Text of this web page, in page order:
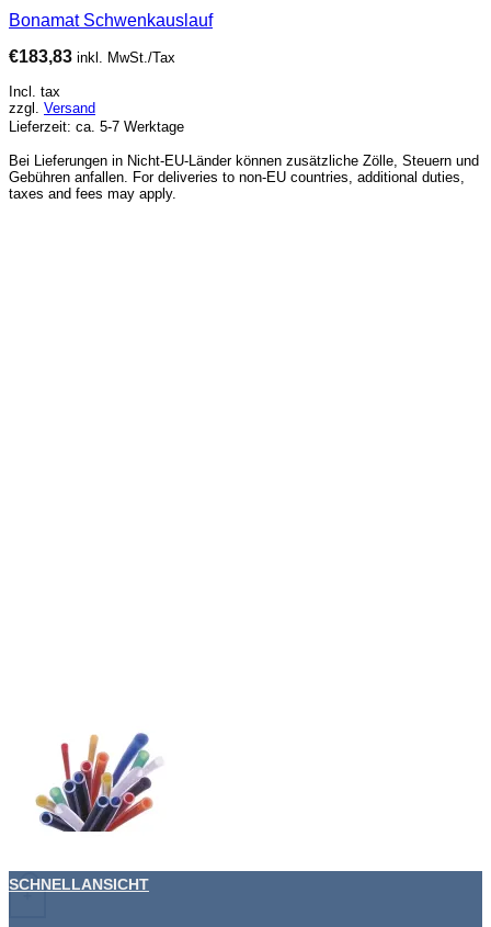
Bonamat Schwenkauslauf
€183,83 inkl. MwSt./Tax
Incl. tax
zzgl. Versand
Lieferzeit: ca. 5-7 Werktage
Bei Lieferungen in Nicht-EU-Länder können zusätzliche Zölle, Steuern und
Gebühren anfallen. For deliveries to non-EU countries, additional duties,
taxes and fees may apply.
+
SCHNELLANSICHT